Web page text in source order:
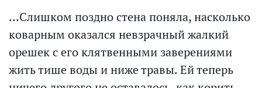
...Слишком поздно стена поняла, насколько
коварным оказался невзрачный жалкий
орешек с его клятвенными заверениями
жить тише воды и ниже травы. Ей теперь